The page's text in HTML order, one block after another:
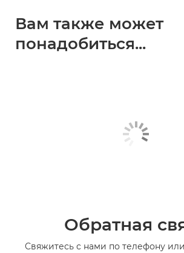
Вам также может
понадобиться...
Обратная
Свяжитесь с нами по телефону